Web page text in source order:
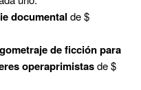
documental de $
de ficción para
operaprimistasde $